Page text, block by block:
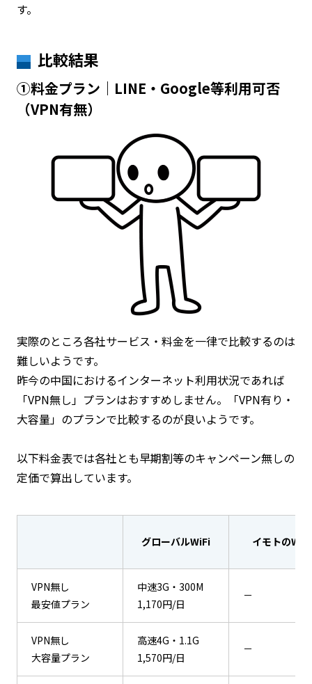
す。
比較結果
①料金プラン｜LINE・Google等利用可否
（VPN有無）
実際のところ各社サービス・料金を一律で比較するのは
難しいようです。
昨今の中国におけるインターネット利用状況であれば
「VPN無し」プランはおすすめしません。「VPN有り・
大容量」のプランで比較するのが良いようです。
以下料金表では各社とも早期割等のキャンペーン無しの
定価で算出しています。
グローバルWiFi イモトのWiFi
VPN無し
最安値プラン
中速3G・300M
1,170円/日
－
VPN無し
大容量プラン
高速4G・1.1G
1,570円/日
－